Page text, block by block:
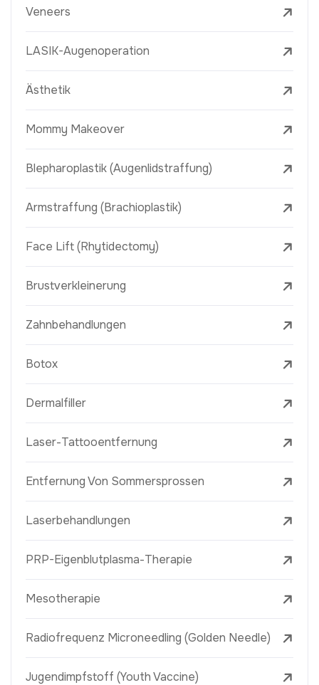
Veneers
LASIK-Augenoperation
Ästhetik
Mommy Makeover
Blepharoplastik (Augenlidstraffung)
Armstraffung (Brachioplastik)
Face Lift (Rhytidectomy)
Brustverkleinerung
Zahnbehandlungen
Botox
Dermalfiller
Laser-Tattooentfernung
Entfernung Von Sommersprossen
Laserbehandlungen
PRP-Eigenblutplasma-Therapie
Mesotherapie
Radiofrequenz Microneedling (Golden Needle)
Jugendimpfstoff (Youth Vaccine)